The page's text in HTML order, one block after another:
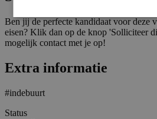
Ben jij de perfecte kandidaat voor deze
eisen? Klik dan op de knop 'Solliciteer
mogelijk contact met je op!
Extra informatie
#indebuurt
Status